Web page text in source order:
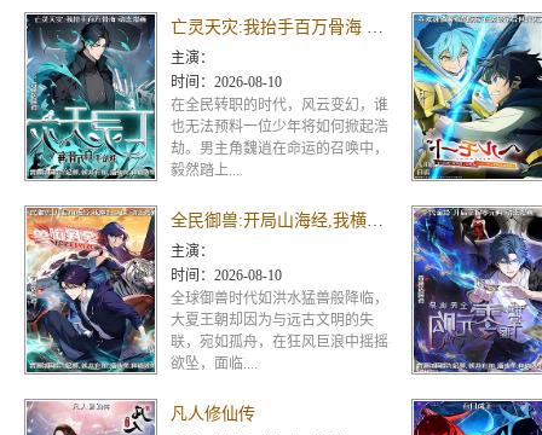
亡灵天灾:我抬手百万骨海 动态漫画
主演：
时间： 2026-08-10
在全民转职的时代，风云变幻，谁
也无法预料一位少年将如何掀起浩
劫。男主角魏逍在命运的召唤中，
毅然踏上....
全民御兽:开局山海经,我横扫全球 动态漫画
主演：
时间： 2026-08-10
全球御兽时代如洪水猛兽般降临，
大夏王朝却因为与远古文明的失
联，宛如孤舟，在狂风巨浪中摇摇
欲坠，面临....
凡人修仙传